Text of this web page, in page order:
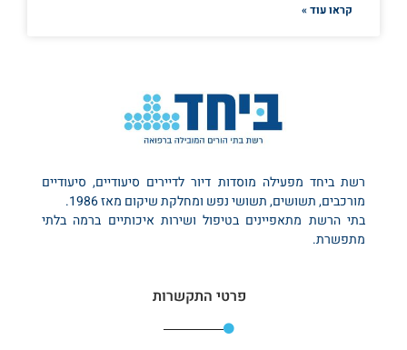
קראו עוד »
רשת ביחד מפעילה מוסדות דיור לדיירים סיעודיים, סיעודיים
מורכבים, תשושים, תשושי נפש ומחלקת שיקום מאז 1986.
בתי הרשת מתאפיינים בטיפול ושירות איכותיים ברמה בלתי
מתפשרת.
פרטי התקשרות